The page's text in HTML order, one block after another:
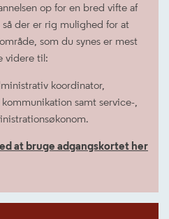
op for en bred vifte af
der er rig mulighed for at
som du synes er mest
videre til:
koordinator,
samt service-,
at bruge adgangskortet her